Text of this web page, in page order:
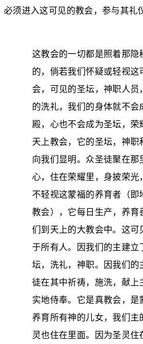
必须进入这可见的教会，参与其礼
这教会的一切都是照着那隐
的，倘若我们怀疑或轻视这
会，可见的圣坛，神职人员
的洗礼，我们的身体就不会
殿，心也不会成为圣坛，荣
天上教会，它的圣坛，神职
向我们显明。众圣徒聚在那
心，住在荣耀里，身披荣光
不轻视这蒙福的养育者（即
教会），它每日生产，养育
们到天上的大教会中。这可
于所有人。因我们的主建立
坛，洗礼，神职。因我们的
徒在其中祈祷，施洗，献上
实地侍奉。它是真教会，是
养育所有神的儿女，我们主
灵也住在里面。因为圣灵住